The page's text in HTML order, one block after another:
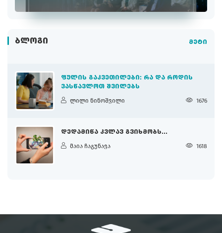
ᲑᲚᲝᲒᲘ მეტი
ᲤᲣᲚᲘᲡ ᲒᲐᲙᲕᲔᲗᲘᲚᲔᲑᲘ: ᲠᲐ ᲓᲐ ᲠᲝᲓᲘᲡ
ᲕᲐᲡᲬᲐᲕᲚᲝᲗ ᲨᲕᲘᲚᲔᲑᲡ
ლილი ნინოშვილი 1676
ᲓᲔᲓᲐᲛᲘᲬᲐ ᲙᲕᲚᲐᲕ ᲒᲕᲘᲮᲛᲝᲑᲡ...
მაია ჩაგუნავა 1618